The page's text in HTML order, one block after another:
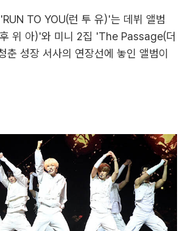
TO YOU(런 투 유)'는 데뷔 앨범
위 아)'와 미니 2집 'The Passage(더
춘 성장 서사의 연장선에 놓인 앨범이